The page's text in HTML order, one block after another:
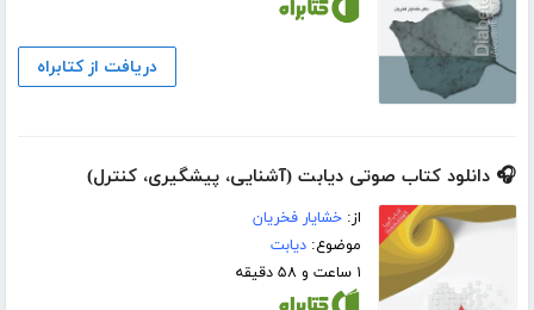
دریافت از کتابراه
🎧 دانلود کتاب صوتی دیابت (آشنایی، پیشگیری، کنترل)
از:خشایار فخریان
موضوع:دیابت
۱ ساعت و ۵۸ دقیقه